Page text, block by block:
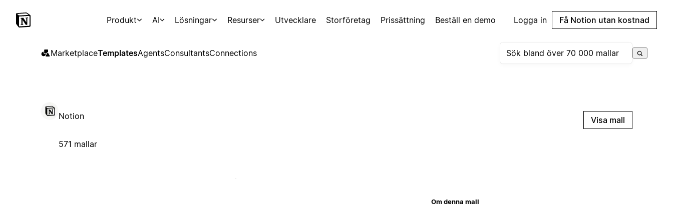
Produkt AI Lösningar Resurser Utvecklare Storföretag Prissättning Beställ en demo Logga in Få Notion utan kostnad
MarketplaceTemplatesAgentsConsultantsConnections
Notion
571 mallar
Visa mall
Om denna mall